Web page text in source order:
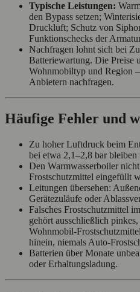
Typische Leistungen:
den Bypass setzen;
Druckluft; Schutz von
Funktionschecks der
Nachfragen lohnt sich bei
Batteriewartung. Die Preise
Wohnmobiltyp und Region
Anbietern nachfragen.
Häufige Fehler und
Zu hoher Luftdruck beim
bei etwa 2,1–2,8 bar bleiben
Den Warmwasserboiler
Frostschutzmittel eingefüllt
Leitungen übersehen:
Gerätezuläufe oder
Falsches Frostschutzmittel
gehört ausschließlich
hinein, niemals
Batterien über Monate
oder Erhaltungsladung.